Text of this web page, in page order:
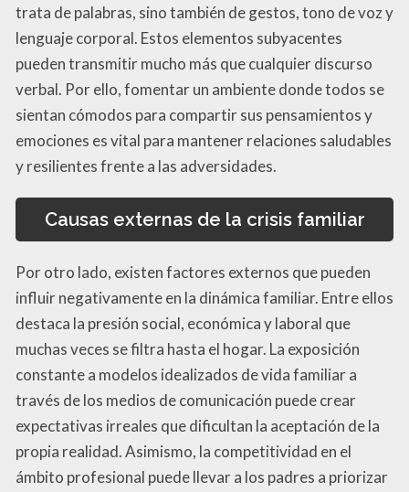
trata de palabras, sino también de gestos, tono de voz y
lenguaje corporal. Estos elementos subyacentes
pueden transmitir mucho más que cualquier discurso
verbal. Por ello, fomentar un ambiente donde todos se
sientan cómodos para compartir sus pensamientos y
emociones es vital para mantener relaciones saludables
y resilientes frente a las adversidades.
Causas externas de la crisis familiar
Por otro lado, existen factores externos que pueden
influir negativamente en la dinámica familiar. Entre ellos
destaca la presión social, económica y laboral que
muchas veces se filtra hasta el hogar. La exposición
constante a modelos idealizados de vida familiar a
través de los medios de comunicación puede crear
expectativas irreales que dificultan la aceptación de la
propia realidad. Asimismo, la competitividad en el
ámbito profesional puede llevar a los padres a priorizar